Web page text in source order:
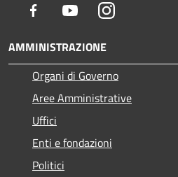
Facebook YoutubeInstagram
AMMINISTRAZIONE
Organi di Governo
Aree Amministrative
Uffici
Enti e fondazioni
Politici